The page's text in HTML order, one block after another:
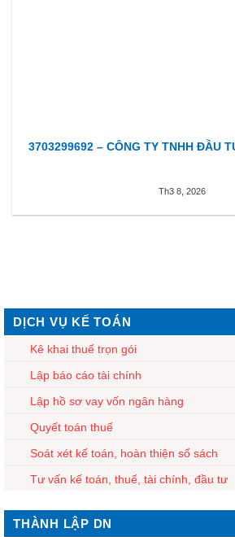
3703299692 – CÔNG TY TNHH ĐẦU
Th3 8, 2026
DỊCH VỤ KẾ TOÁN
Kê khai thuế trọn gói
Lập báo cáo tài chính
Lập hồ sơ vay vốn ngân hàng
Quyết toán thuế
Soát xét kế toán, hoàn thiện sổ sách
Tư vấn kế toán, thuế, tài chính, đầu tư
THÀNH LẬP DN